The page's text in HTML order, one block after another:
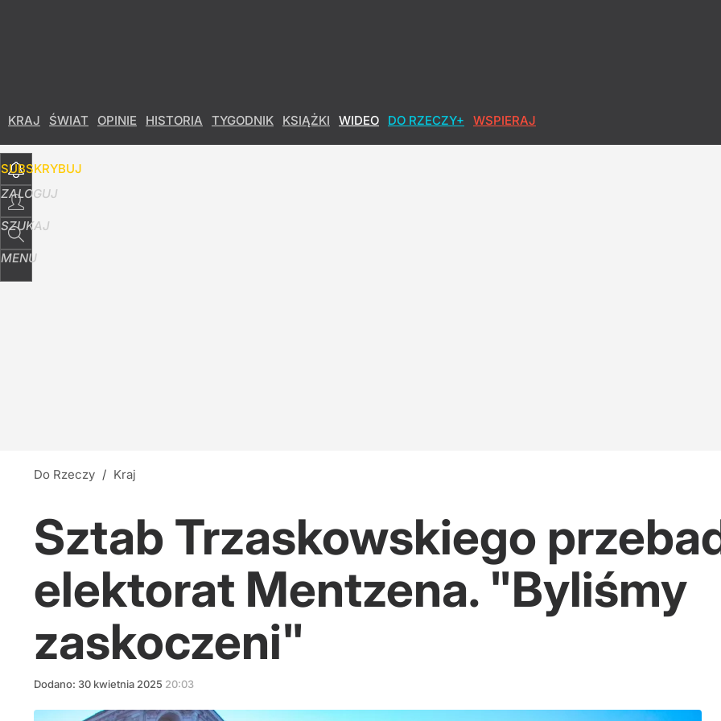
KRAJ ŚWIAT OPINIE HISTORIA TYGODNIK KSIĄŻKI WIDEO DO RZECZY+ WSPIERAJ
SUBSKRYBUJ
ZALOGUJ
SZUKAJ
MENU
Do Rzeczy / Kraj
Sztab Trzaskowskiego
elektorat Mentzena. "Byliśmy
zaskoczeni"
Dodano: 30 kwietnia 2025 20:03